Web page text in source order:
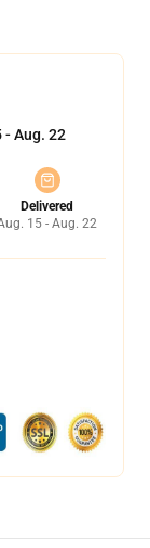
- Aug. 22
Delivered
15 - Aug. 22